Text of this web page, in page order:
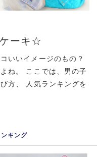
ーキ☆
いいイメージのもの？
ね。
ここでは、男の子
方、
人気ランキングを
キング